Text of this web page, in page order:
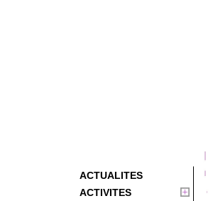
ACTUALITES
ACTIVITES